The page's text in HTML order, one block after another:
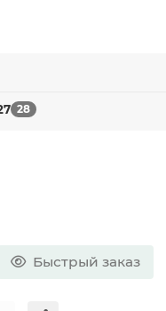
28
Быстрый заказ